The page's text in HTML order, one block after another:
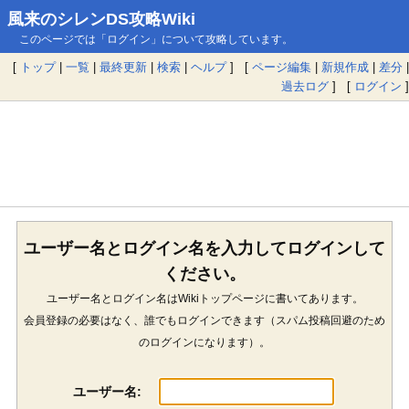
風来のシレンDS攻略Wiki
このページでは「ログイン」について攻略しています。
[ トップ| 一覧 | 最終更新 | 検索 | ヘルプ] [ ページ編集 | 新規作成 | 差分 |
過去ログ ] [ ログイン ]
ユーザー名とログイン名を入力してログインして
ください。
ユーザー名とログイン名はWikiトップページに書いてあります。
会員登録の必要はなく、誰でもログインできます（スパム投稿回避のため
のログインになります）。
ユーザー名: